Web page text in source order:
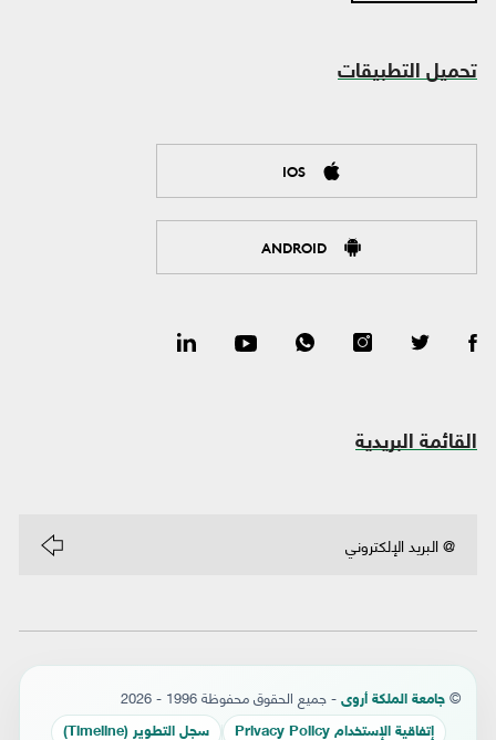
تحميل التطبيقات
IOS
ANDROID
القائمة البريدية
© جامعة الملكة أروى - جميع الحقوق محفوظة 1996 - 2026
إتفاقية الإستخدام Privacy Policy سجل التطوير (Timeline)